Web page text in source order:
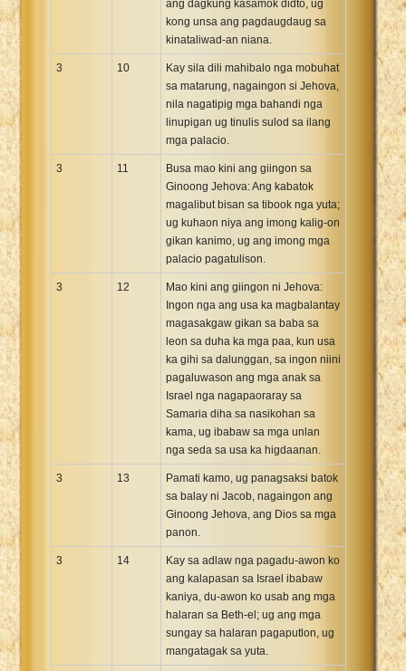
ang dagkung kasamok didto, ug
kong unsa ang pagdaugdaug sa
kinataliwad-an niana.
3 10
Kay sila dili mahibalo nga mobuhat
sa matarung, nagaingon si Jehova,
nila nagatipig mga bahandi nga
linupigan ug tinulis sulod sa ilang
mga palacio.
3 11
Busa mao kini ang giingon sa
Ginoong Jehova: Ang kabatok
magalibut bisan sa tibook nga yuta;
ug kuhaon niya ang imong kalig-on
gikan kanimo, ug ang imong mga
palacio pagatulison.
3 12
Mao kini ang giingon ni Jehova:
Ingon nga ang usa ka magbalantay
magasakgaw gikan sa baba sa
leon sa duha ka mga paa, kun usa
ka gihi sa dalunggan, sa ingon niini
pagaluwason ang mga anak sa
Israel nga nagapaoraray sa
Samaria diha sa nasikohan sa
kama, ug ibabaw sa mga unlan
nga seda sa usa ka higdaanan.
3 13
Pamati kamo, ug panagsaksi batok
sa balay ni Jacob, nagaingon ang
Ginoong Jehova, ang Dios sa mga
panon.
3 14
Kay sa adlaw nga pagadu-awon ko
ang kalapasan sa Israel ibabaw
kaniya, du-awon ko usab ang mga
halaran sa Beth-el; ug ang mga
sungay sa halaran pagaputlon, ug
mangatagak sa yuta.